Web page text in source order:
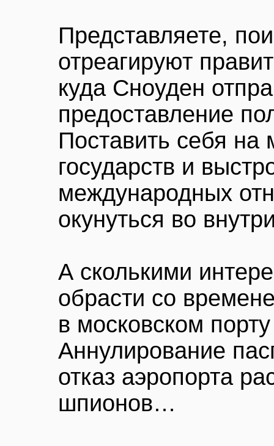
Представляете,
отреагируют
куда Сноуден
предоставление
Поставить себя на
государств и
международных
окунуться во
А сколькими
обрасти со
в московском
Аннулирование
отказ аэропорта
шпионов…